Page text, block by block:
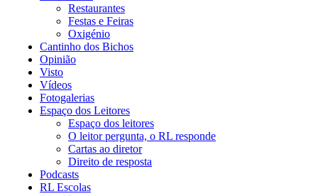
Restaurantes
Festas e Feiras
Oxigénio
Cantinho dos Bichos
Opinião
Visto
Vídeos
Fotogalerias
Espaço dos Leitores
Espaço dos leitores
O leitor pergunta, o RL responde
Cartas ao diretor
Direito de resposta
Podcasts
RL Escolas